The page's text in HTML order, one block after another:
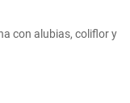
con alubias, coliflor y